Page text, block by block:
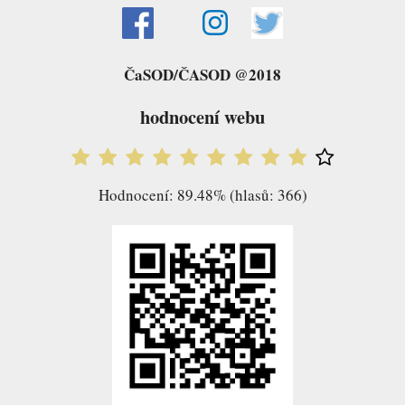
ČaSOD/ČASOD @2018
hodnocení webu
Hodnocení: 89.48% (hlasů: 366)